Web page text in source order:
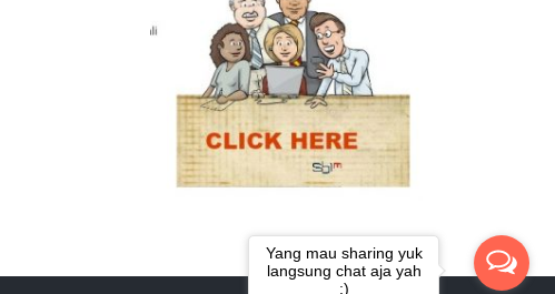
Yang mau sharing yuk
langsung chat aja yah
:)